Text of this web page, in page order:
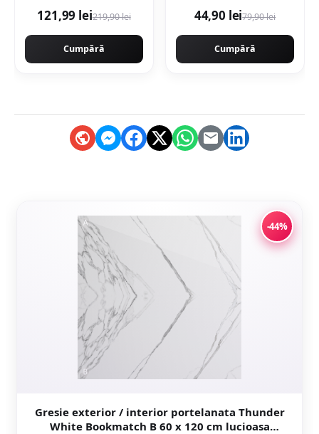
121,99 lei219,90 lei
Cumpără
rectificata tip marmura
44,90 lei79,90 lei
Cumpără
-44%
Gresie exterior / interior portelanata Thunder
White Bookmatch B 60 x 120 cm lucioasa